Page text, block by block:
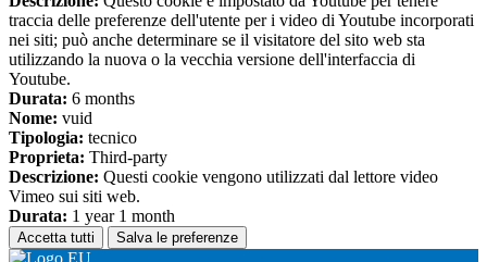
traccia delle preferenze dell'utente per i video di Youtube incorporati
nei siti; può anche determinare se il visitatore del sito web sta
utilizzando la nuova o la vecchia versione dell'interfaccia di
Youtube.
Durata: 6 months
Nome: vuid
Tipologia: tecnico
Proprieta: Third-party
Descrizione: Questi cookie vengono utilizzati dal lettore video
Vimeo sui siti web.
Durata: 1 year 1 month
Accetta tutti Salva le preferenze